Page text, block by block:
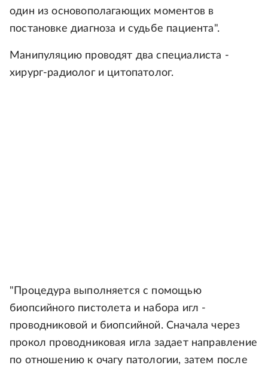
один из основополагающих моментов в
постановке диагноза и судьбе пациента".
Манипуляцию проводят два специалиста -
хирург-радиолог и цитопатолог.
"Процедура выполняется с помощью
биопсийного пистолета и набора игл -
проводниковой и биопсийной. Сначала через
прокол проводниковая игла задает направление
по отношению к очагу патологии, затем после